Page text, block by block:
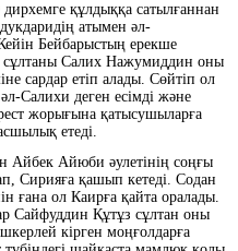
құлдыққа сатылғаннан
атымен әл-
Бейбарыстың ерекше
сұлтаны Салих Нажумиддин оны
сардар етіп алады. Сөйтіп ол
Салихи деген есімді және
жорығына қатысушыларға
етеді.
Айбек Айюби әулетінің соңғы
Сирияға қашып кетеді. Содан
ғана ол Каирға қайта оралады.
Сайфуддин Құтұз сұлтан оны
кірген моңғолдарға